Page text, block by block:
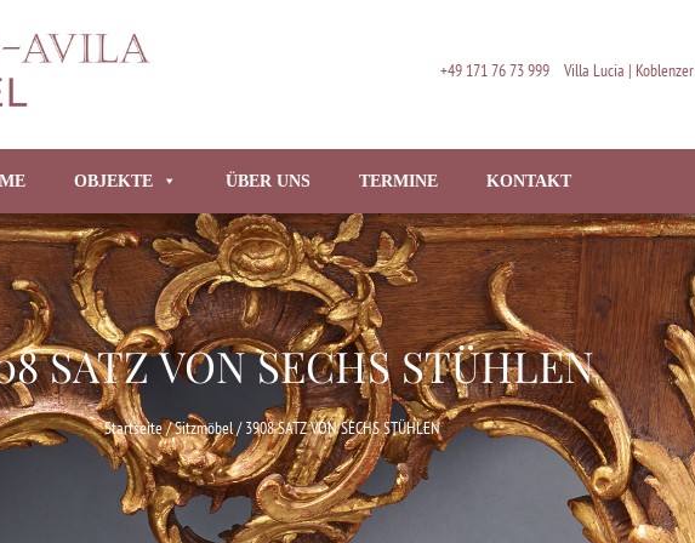
+49 171 76 73 999 Villa Lucia |
OBJEKTE ÜBER UNS TERMINE KONTAKT
SATZ VON SECHS STÜHLEN
Startseite/Sitzmöbel/ 3908 SATZ VON SECHS STÜHLEN